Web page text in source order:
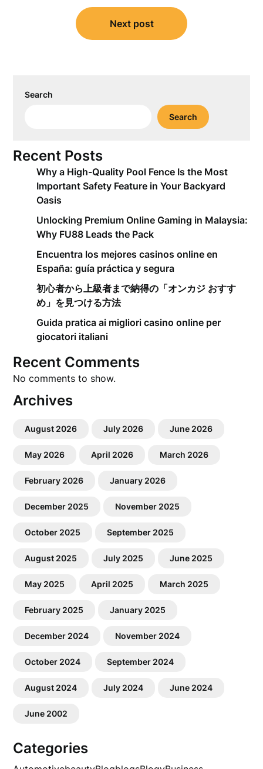
Next post
Search
Search
Recent Posts
Why a High-Quality Pool Fence Is the Most
Important Safety Feature in Your Backyard
Oasis
Unlocking Premium Online Gaming in Malaysia:
Why FU88 Leads the Pack
Encuentra los mejores casinos online en
España: guía práctica y segura
初心者から上級者まで納得の「オンカジ おすす
め」を見つける方法
Guida pratica ai migliori casino online per
giocatori italiani
Recent Comments
No comments to show.
Archives
August 2026 July 2026 June 2026
May 2026 April 2026 March 2026
February 2026 January 2026
December 2025 November 2025
October 2025 September 2025
August 2025 July 2025 June 2025
May 2025 April 2025 March 2025
February 2025 January 2025
December 2024 November 2024
October 2024 September 2024
August 2024 July 2024 June 2024
June 2002
Categories